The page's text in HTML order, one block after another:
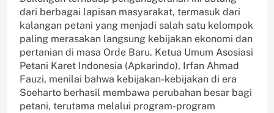
dari berbagai lapisan masyarakat, termasuk dari
kalangan petani yang menjadi salah satu kelompok
paling merasakan langsung kebijakan ekonomi dan
pertanian di masa Orde Baru. Ketua Umum Asosiasi
Petani Karet Indonesia (Apkarindo), Irfan Ahmad
Fauzi, menilai bahwa kebijakan-kebijakan di era
Soeharto berhasil membawa perubahan besar bagi
petani, terutama melalui program-program